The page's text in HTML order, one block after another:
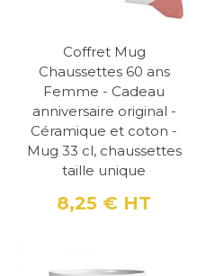
Coffret Mug
Chaussettes 60 ans
Femme - Cadeau
anniversaire original -
Céramique et coton -
Mug 33 cl, chaussettes
taille unique
Prix
8,25 € HT